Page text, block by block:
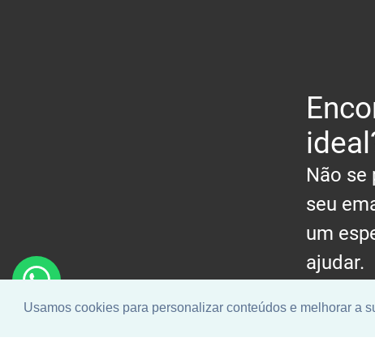
Usamos cookies para personalizar conteúdos e melhorar a
Não se
seu
um
ajudar.